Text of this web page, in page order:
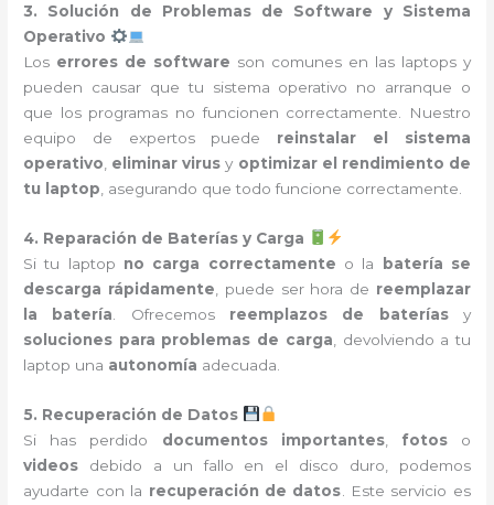
3. Solución de Problemas de Software y Sistema
Operativo
Los errores de software son comunes en las laptops y
pueden causar que tu sistema operativo no arranque o
que los programas no funcionen correctamente. Nuestro
equipo de expertos puede reinstalar el sistema
operativo eliminar virus y optimizar el rendimiento de
tu laptop , asegurando que todo funcione correctamente.
4. Reparación de Baterías y Carga
Si tu laptop no carga correctamente o la
batería se
descarga rápidamente , puede ser hora de reemplazar
la batería . Ofrecemos reemplazos de bateríasy
soluciones para problemas de carga , devolviendo a tu
laptop una autonomía adecuada.
5. Recuperación de Datos
Si has perdido documentos importantes, fotoso
videos debido a un fallo en el disco duro, podemos
ayudarte con la recuperación de datos . Este servicio es